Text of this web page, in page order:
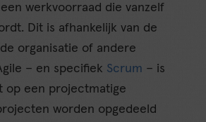
werkvoorraad die vanzelf
Dit is afhankelijk van de
organisatie of andere
– en specifiek Scrum – is
op een projectmatige
worden opgedeeld